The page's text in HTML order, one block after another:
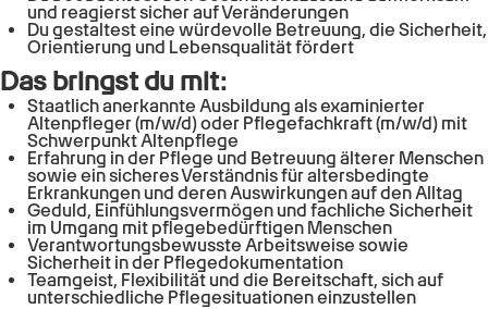
und reagierst sicher auf Veränderungen
Du gestaltest eine würdevolle Betreuung, die Sicherheit,
Orientierung und Lebensqualität fördert
Das bringst du mit:
Staatlich anerkannte Ausbildung als examinierter
Altenpfleger (m/w/d) oder Pflegefachkraft (m/w/d) mit
Schwerpunkt Altenpflege
Erfahrung in der Pflege und Betreuung älterer Menschen
sowie ein sicheres Verständnis für altersbedingte
Erkrankungen und deren Auswirkungen auf den Alltag
Geduld, Einfühlungsvermögen und fachliche Sicherheit
im Umgang mit pflegebedürftigen Menschen
Verantwortungsbewusste Arbeitsweise sowie
Sicherheit in der Pflegedokumentation
Teamgeist, Flexibilität und die Bereitschaft, sich auf
unterschiedliche Pflegesituationen einzustellen